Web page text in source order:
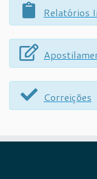
Relatórios
Correições